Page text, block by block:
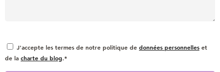
J'accepte les termes de notre politique de données personnelles et
de la charte du blog.*